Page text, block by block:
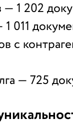
1 202
011
с
— 725